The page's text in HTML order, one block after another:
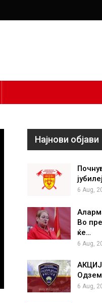
Најнови објави
6 Aug,
Во
ќе…
6 Aug,
6 Aug,